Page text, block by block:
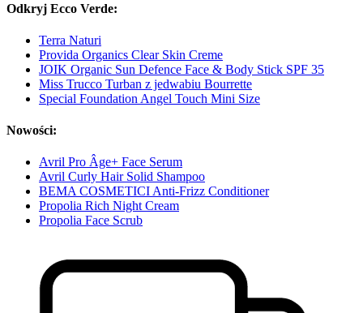
Odkryj Ecco Verde:
Terra Naturi
Provida Organics Clear Skin Creme
JOIK Organic Sun Defence Face & Body Stick SPF 35
Miss Trucco Turban z jedwabiu Bourrette
Special Foundation Angel Touch Mini Size
Nowości:
Avril Pro Âge+ Face Serum
Avril Curly Hair Solid Shampoo
BEMA COSMETICI Anti-Frizz Conditioner
Propolia Rich Night Cream
Propolia Face Scrub